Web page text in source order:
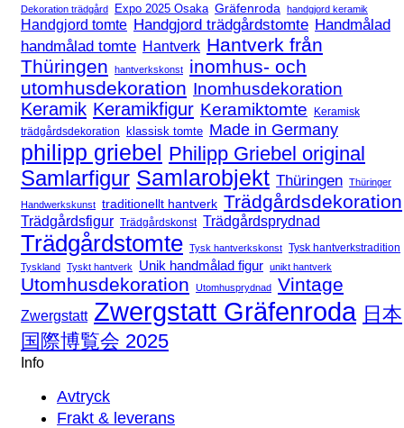
Dekoration trädgård Expo 2025 Osaka Gräfenroda handgjord keramik
Handgjord tomte Handgjord trädgårdstomte Handmålad
handmålad tomte Hantverk Hantverk från
Thüringen
hantverkskonst
inomhus- och
utomhusdekoration Inomhusdekoration
Keramik Keramikfigur Keramiktomte
Keramisk
trädgårdsdekoration
klassisk tomte Made in Germany
philipp griebel Philipp Griebel original
Samlarfigur Samlarobjekt Thüringen Thüringer
Handwerkskunst traditionellt hantverk Trädgårdsdekoration
Trädgårdsfigur Trädgårdskonst Trädgårdsprydnad
Trädgårdstomte Tysk hantverkskonst Tysk hantverkstradition
Tyskland Tyskt hantverk Unik handmålad figur unikt hantverk
Utomhusdekoration Utomhusprydnad Vintage
Zwergstatt Zwergstatt Gräfenroda 日本
国際博覧会 2025
Info
Avtryck
Frakt & leverans